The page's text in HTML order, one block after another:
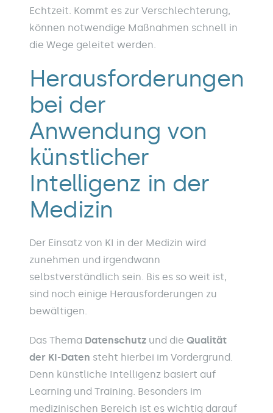
Echtzeit. Kommt es zur Verschlechterung,
können notwendige Maßnahmen schnell in
die Wege geleitet werden.
Herausforderungen
bei der
Anwendung von
künstlicher
Intelligenz in der
Medizin
Der Einsatz von KI in der Medizin wird
zunehmen und irgendwann
selbstverständlich sein. Bis es so weit ist,
sind noch einige Herausforderungen zu
bewältigen.
Das Thema Datenschutz und die Qualität
der KI-Daten steht hierbei im Vordergrund.
Denn künstliche Intelligenz basiert auf
Learning und Training. Besonders im
medizinischen Bereich ist es wichtig darauf